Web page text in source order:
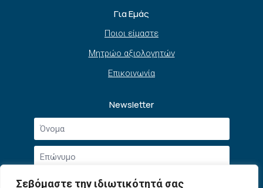
Σεβόμαστε την ιδιωτικότητά σας
Για Εμάς
Ποιοι είμαστε
Μητρώο αξιολογητών
Επικοινωνία
Newsletter
Όνομα
Επώνυμο
Email